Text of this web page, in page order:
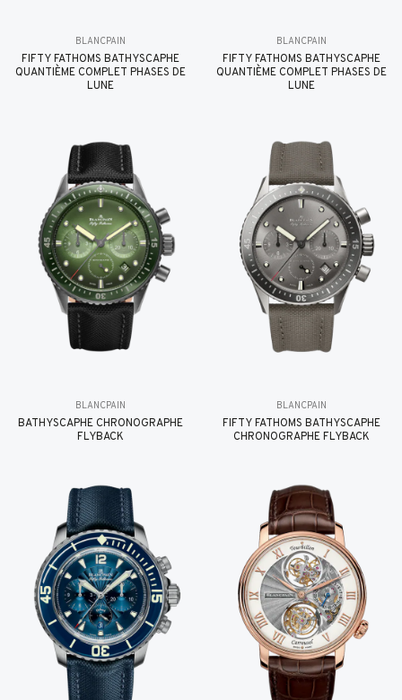
BLANCPAIN
FIFTY FATHOMS BATHYSCAPHE
QUANTIÈME COMPLET PHASES DE
LUNE
BLANCPAIN
FIFTY FATHOMS BATHYSCAPHE
QUANTIÈME COMPLET PHASES DE
LUNE
BLANCPAIN
BATHYSCAPHE CHRONOGRAPHE
FLYBACK
BLANCPAIN
FIFTY FATHOMS BATHYSCAPHE
CHRONOGRAPHE FLYBACK